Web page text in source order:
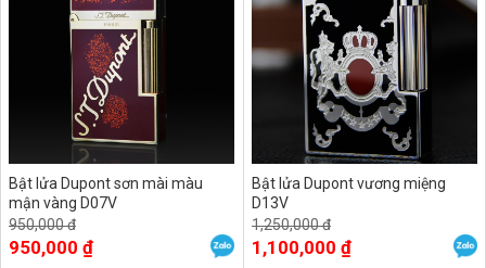
Bật lửa Dupont sơn mài màu
mận vàng D07V
950,000 đ
950,000 ₫
Bật lửa Dupont vương miệng
D13V
1,250,000 đ
1,100,000 ₫